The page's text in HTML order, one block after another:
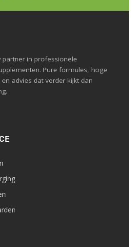
partner in professionele
Pure formules, hoge
advies dat verder kijkt dan